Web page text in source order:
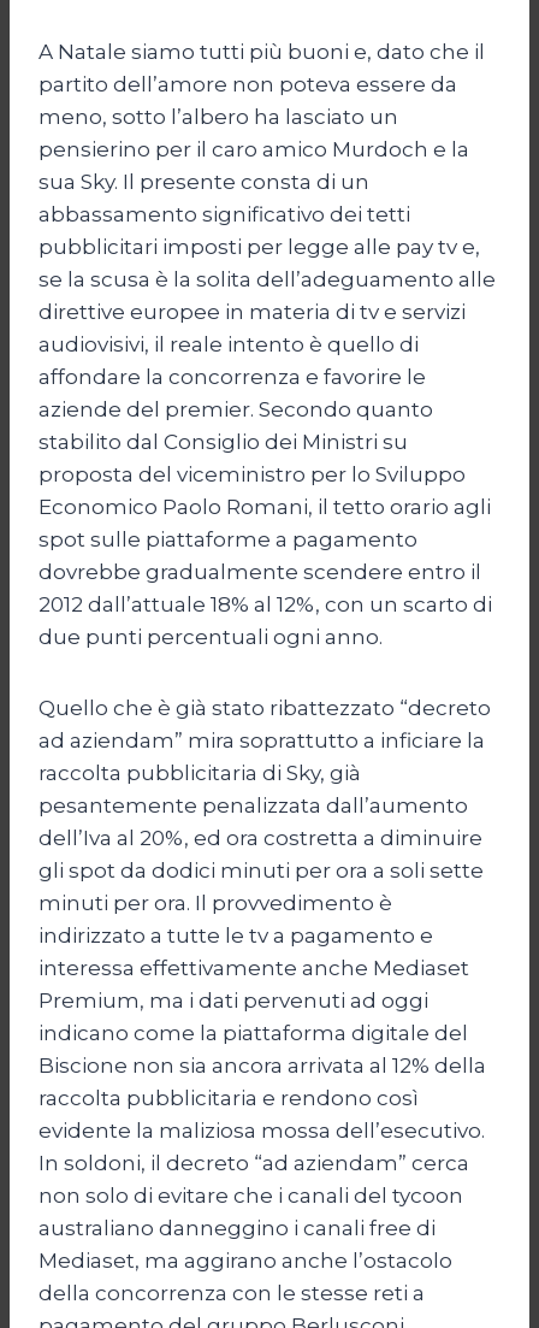
A Natale siamo tutti più buoni e, dato che il
partito dell’amore non poteva essere da
meno, sotto l’albero ha lasciato un
pensierino per il caro amico Murdoch e la
sua Sky. Il presente consta di un
abbassamento significativo dei tetti
pubblicitari imposti per legge alle pay tv e,
se la scusa è la solita dell’adeguamento alle
direttive europee in materia di tv e servizi
audiovisivi, il reale intento è quello di
affondare la concorrenza e favorire le
aziende del premier. Secondo quanto
stabilito dal Consiglio dei Ministri su
proposta del viceministro per lo Sviluppo
Economico Paolo Romani, il tetto orario agli
spot sulle piattaforme a pagamento
dovrebbe gradualmente scendere entro il
2012 dall’attuale 18% al 12%, con un scarto di
due punti percentuali ogni anno.
Quello che è già stato ribattezzato “decreto
ad aziendam” mira soprattutto a inficiare la
raccolta pubblicitaria di Sky, già
pesantemente penalizzata dall’aumento
dell’Iva al 20%, ed ora costretta a diminuire
gli spot da dodici minuti per ora a soli sette
minuti per ora. Il provvedimento è
indirizzato a tutte le tv a pagamento e
interessa effettivamente anche Mediaset
Premium, ma i dati pervenuti ad oggi
indicano come la piattaforma digitale del
Biscione non sia ancora arrivata al 12% della
raccolta pubblicitaria e rendono così
evidente la maliziosa mossa dell’esecutivo.
In soldoni, il decreto “ad aziendam” cerca
non solo di evitare che i canali del tycoon
australiano danneggino i canali free di
Mediaset, ma aggirano anche l’ostacolo
della concorrenza con le stesse reti a